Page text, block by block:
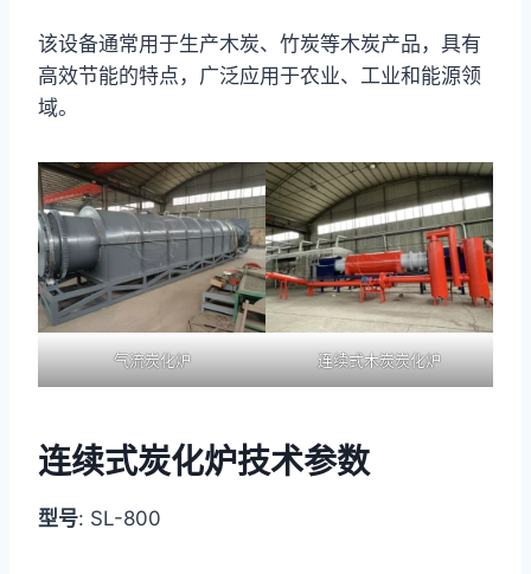
该设备通常用于生产木炭、竹炭等木炭产品，具有
高效节能的特点，广泛应用于农业、工业和能源领
域。
气流炭化炉 连续式木炭炭化炉
连续式炭化炉技术参数
型号: SL-800